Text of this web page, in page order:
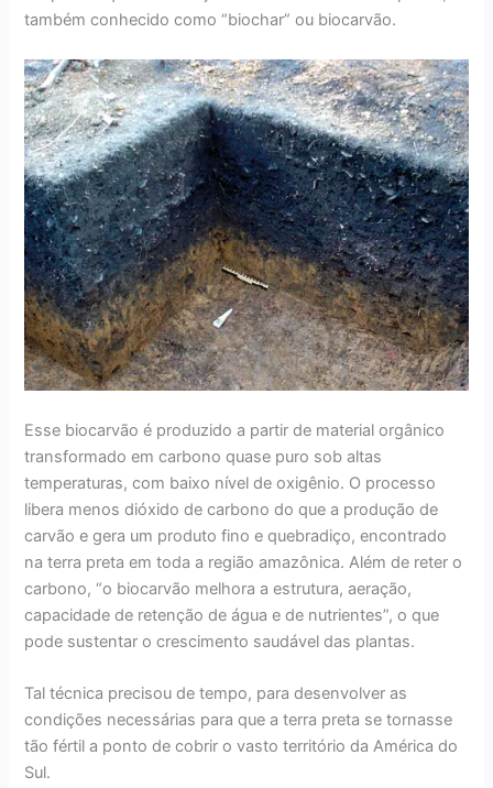
também conhecido como “biochar” ou biocarvão.
Esse biocarvão é produzido a partir de material orgânico
transformado em carbono quase puro sob altas
temperaturas, com baixo nível de oxigênio. O processo
libera menos dióxido de carbono do que a produção de
carvão e gera um produto fino e quebradiço, encontrado
na terra preta em toda a região amazônica. Além de reter o
carbono, “o biocarvão melhora a estrutura, aeração,
capacidade de retenção de água e de nutrientes”, o que
pode sustentar o crescimento saudável das plantas.
Tal técnica precisou de tempo, para desenvolver as
condições necessárias para que a terra preta se tornasse
tão fértil a ponto de cobrir o vasto território da América do
Sul.